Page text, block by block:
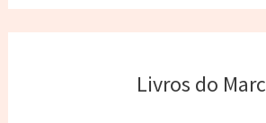
Livros do Marc